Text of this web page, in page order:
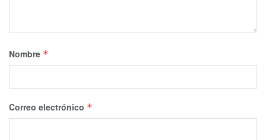
Nombre *
Correo electrónico *